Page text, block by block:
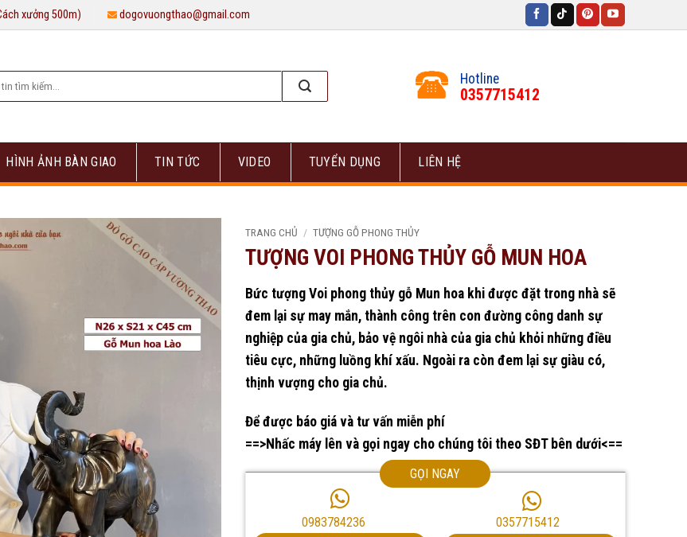
xưởng 500m) dogovuongthao@gmail.com
Hotline
0357715412
HÌNH ẢNH BÀN GIAO TIN TỨC VIDEO TUYỂN DỤNG LIÊN HỆ
TRANG CHỦ / TƯỢNG GỖ PHONG THỦY
TƯỢNG VOI PHONG THỦY GỖ MUN HOA
Bức tượng Voi phong thủy gỗ Mun hoa khi được đặt trong nhà sẽ
đem lại sự may mắn, thành công trên con đường công danh sự
nghiệp của gia chủ, bảo vệ ngôi nhà của gia chủ khỏi những điều
tiêu cực, những luồng khí xấu. Ngoài ra còn đem lại sự giàu có,
thịnh vượng cho gia chủ.
Để được báo giá và tư vấn miễn phí
==>Nhấc máy lên và gọi ngay cho chúng tôi theo SĐT bên dưới<==
GỌI NGAY
0983784236
0357715412